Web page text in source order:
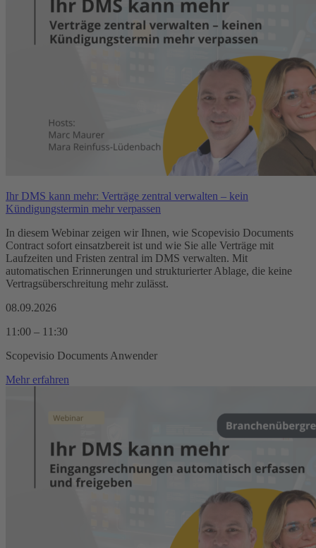
Ihr DMS kann mehr: Verträge zentral verwalten – kein
Kündigungstermin mehr verpassen
In diesem Webinar zeigen wir Ihnen, wie Scopevisio Documents
Contract sofort einsatzbereit ist und wie Sie alle Verträge mit
Laufzeiten und Fristen zentral im DMS verwalten. Mit
automatischen Erinnerungen und strukturierter Ablage, die keine
Vertragsüberschreitung mehr zulässt.
08.09.2026
11:00 – 11:30
Scopevisio Documents Anwender
Mehr erfahren